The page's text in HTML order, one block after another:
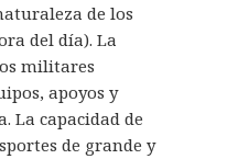
de los
del día). La
militares
apoyos y
La capacidad de
de grande y